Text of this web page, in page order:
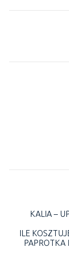
KALIA –
ILE
PAPROTKA